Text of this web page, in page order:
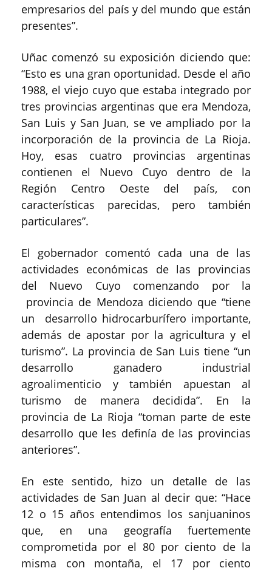
empresarios del país y del mundo que están
presentes”.
Uñac comenzó su exposición diciendo que:
“Esto es una gran oportunidad. Desde el año
1988, el viejo cuyo que estaba integrado por
tres provincias argentinas que era Mendoza,
San Luis y San Juan, se ve ampliado por la
incorporación de la provincia de La Rioja.
Hoy, esas cuatro provincias argentinas
contienen el Nuevo Cuyo dentro de la
Región Centro Oeste del país, con
características parecidas, pero también
particulares”.
El gobernador comentó cada una de las
actividades económicas de las provincias
del Nuevo Cuyo comenzando por la
provincia de Mendoza diciendo que “tiene
un desarrollo hidrocarburífero importante,
además de apostar por la agricultura y el
turismo”. La provincia de San Luis tiene “un
desarrollo ganadero industrial
agroalimenticio y también apuestan al
turismo de manera decidida”. En la
provincia de La Rioja “toman parte de este
desarrollo que les definía de las provincias
anteriores”.
En este sentido, hizo un detalle de las
actividades de San Juan al decir que: “Hace
12 o 15 años entendimos los sanjuaninos
que, en una geografía fuertemente
comprometida por el 80 por ciento de la
misma con montaña, el 17 por ciento